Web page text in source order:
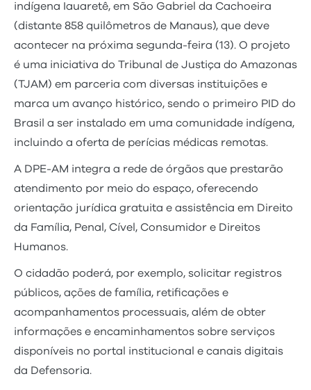
indígena Iauaretê, em São Gabriel da Cachoeira
(distante 858 quilômetros de Manaus), que deve
acontecer na próxima segunda-feira (13). O projeto
é uma iniciativa do Tribunal de Justiça do Amazonas
(TJAM) em parceria com diversas instituições e
marca um avanço histórico, sendo o primeiro PID do
Brasil a ser instalado em uma comunidade indígena,
incluindo a oferta de perícias médicas remotas.
A DPE-AM integra a rede de órgãos que prestarão
atendimento por meio do espaço, oferecendo
orientação jurídica gratuita e assistência em Direito
da Família, Penal, Cível, Consumidor e Direitos
Humanos.
O cidadão poderá, por exemplo, solicitar registros
públicos, ações de família, retificações e
acompanhamentos processuais, além de obter
informações e encaminhamentos sobre serviços
disponíveis no portal institucional e canais digitais
da Defensoria.